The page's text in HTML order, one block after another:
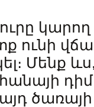
ունի
Մենք